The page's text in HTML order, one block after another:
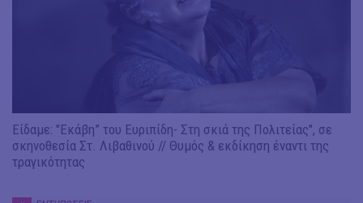
Είδαμε: "Εκάβη” του Ευριπίδη- Στη σκιά της Πολιτείας", σε
σκηνοθεσία Στ. Λιβαθινού // Θυμός & εκδίκηση έναντι της
τραγικότητας